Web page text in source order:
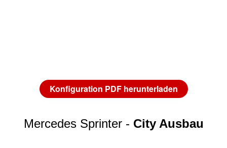
Konfiguration PDF herunterladen
Mercedes Sprinter - City Ausbau